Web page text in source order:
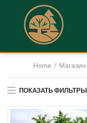
Home Магазин
ПОКАЗАТЬ ФИЛЬТРЫ